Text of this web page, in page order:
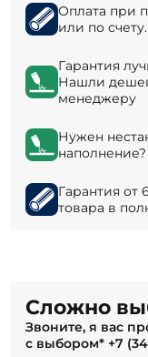
Оплата при
или по счету.
Гарантия
Нашли
менеджеру
Нужен
Гарантия от
товара в
Сложно
Звоните, я вас
с выбором* +7